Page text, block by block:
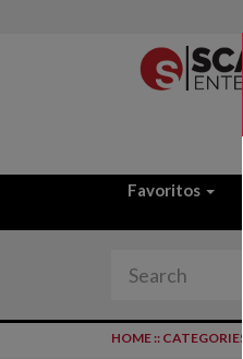
Favoritos
HOME :: CATEGORIES